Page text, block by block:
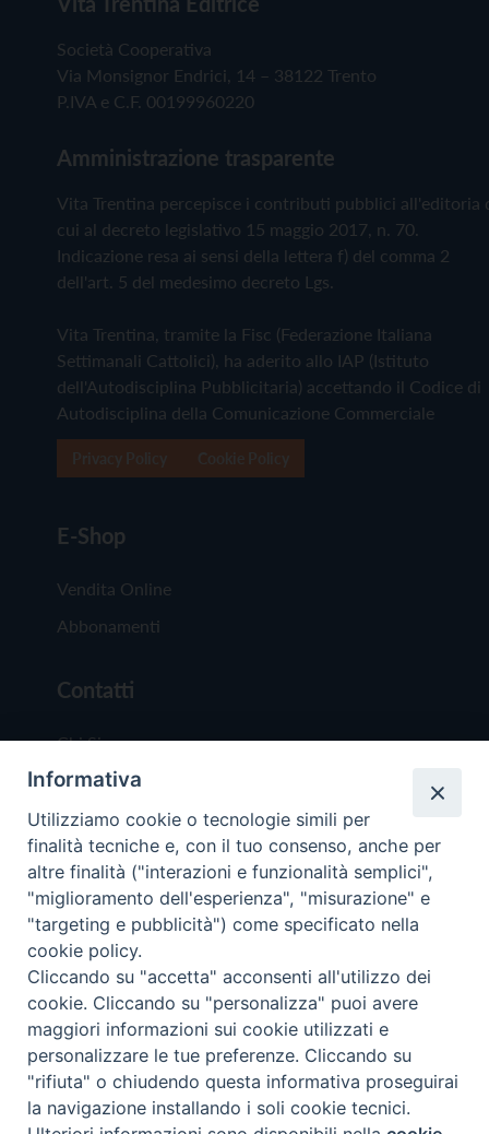
Società Cooperativa
Via Monsignor Endrici, 14 – 38122 Trento
P.IVA e C.F. 00199960220
Amministrazione trasparente
Vita Trentina percepisce i contributi pubblici all'editoria
cui al decreto legislativo 15 maggio 2017, n. 70.
Indicazione resa ai sensi della lettera f) del comma 2
dell'art. 5 del medesimo decreto Lgs.
Vita Trentina, tramite la Fisc (Federazione Italiana
Settimanali Cattolici), ha aderito allo IAP (Istituto
dell'Autodisciplina Pubblicitaria) accettando il Codice di
Autodisciplina della Comunicazione Commerciale
E-Shop
Vendita Online
Abbonamenti
Contatti
Chi Siamo
Redazione
Scrivici
Copyright © 2019 - Tutti i diritti riservati - Vita
Trentina Editrice
Privacy Policy
Torna
Informativa
Utilizziamo cookie o tecnologie simili per
finalità tecniche e, con il tuo consenso, anche per
altre finalità ("interazioni e funzionalità semplici",
"miglioramento dell'esperienza", "misurazione" e
"targeting e pubblicità") come specificato nella
cookie policy.
Cliccando su "accetta" acconsenti all'utilizzo dei
cookie. Cliccando su "personalizza" puoi avere
maggiori informazioni sui cookie utilizzati e
personalizzare le tue preferenze. Cliccando su
"rifiuta" o chiudendo questa informativa proseguirai
la navigazione installando i soli cookie tecnici.